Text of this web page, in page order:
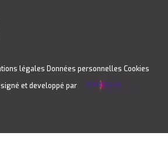
légales Données personnelles Cookies
et developpé par